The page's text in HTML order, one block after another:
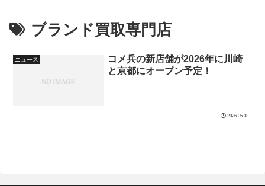
ブランド買取専門店
ニュース
コメ兵の新店舗が2026年に川崎
と京都にオープン予定！
2026.05.03